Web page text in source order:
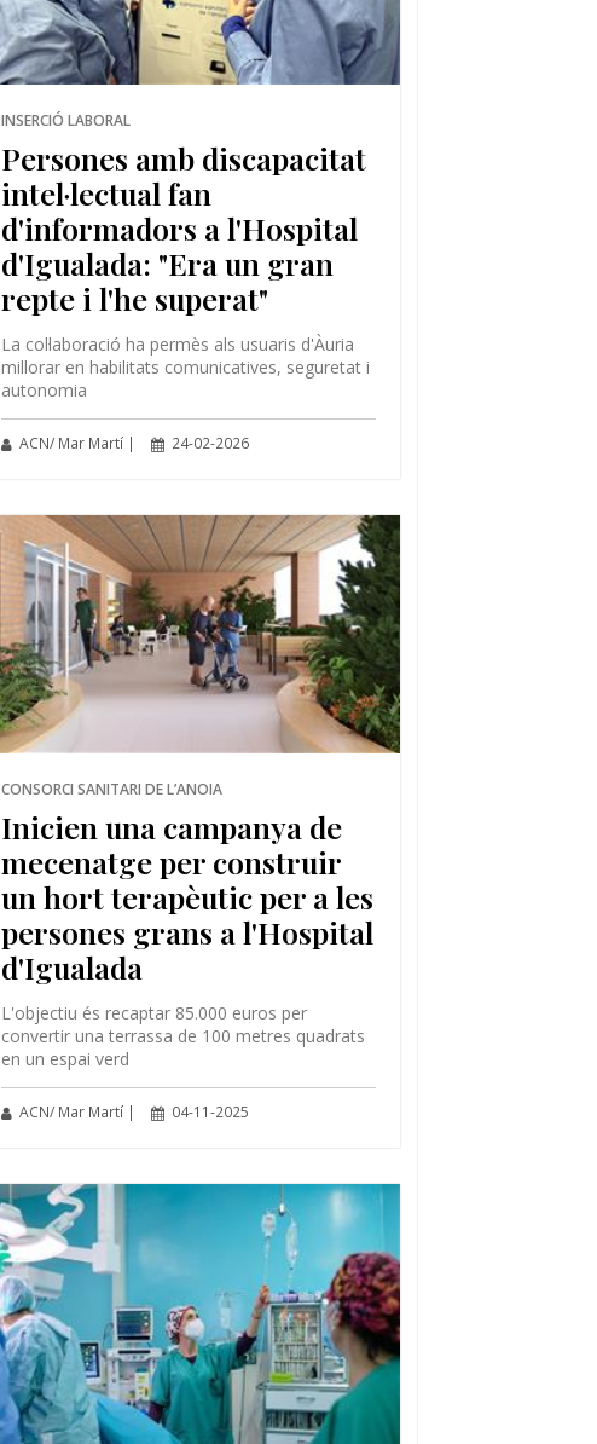
INSERCIÓ LABORAL
Persones amb discapacitat
intel·lectual fan
d'informadors a l'Hospital
d'Igualada: "Era un gran
repte i l'he superat"
La col·laboració ha permès als usuaris d'Àuria
millorar en habilitats comunicatives, seguretat i
autonomia
ACN/ Mar Martí | 24-02-2026
CONSORCI SANITARI DE L’ANOIA
Inicien una campanya de
mecenatge per construir
un hort terapèutic per a les
persones grans a l'Hospital
d'Igualada
L'objectiu és recaptar 85.000 euros per
convertir una terrassa de 100 metres quadrats
en un espai verd
ACN/ Mar Martí | 04-11-2025